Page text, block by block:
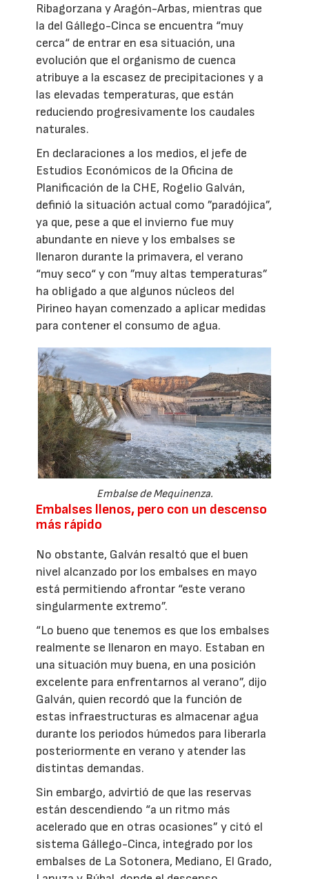
Ribagorzana y Aragón-Arbas, mientras que
la del Gállego-Cinca se encuentra “muy
cerca“ de entrar en esa situación, una
evolución que el organismo de cuenca
atribuye a la escasez de precipitaciones y a
las elevadas temperaturas, que están
reduciendo progresivamente los caudales
naturales.
En declaraciones a los medios, el jefe de
Estudios Económicos de la Oficina de
Planificación de la CHE, Rogelio Galván,
definió la situación actual como ”paradójica”,
ya que, pese a que el invierno fue muy
abundante en nieve y los embalses se
llenaron durante la primavera, el verano
“muy seco“ y con ”muy altas temperaturas”
ha obligado a que algunos núcleos del
Pirineo hayan comenzado a aplicar medidas
para contener el consumo de agua.
Embalse de Mequinenza.
Embalses llenos, pero con un descenso
más rápido
No obstante, Galván resaltó que el buen
nivel alcanzado por los embalses en mayo
está permitiendo afrontar “este verano
singularmente extremo”.
“Lo bueno que tenemos es que los embalses
realmente se llenaron en mayo. Estaban en
una situación muy buena, en una posición
excelente para enfrentarnos al verano”, dijo
Galván, quien recordó que la función de
estas infraestructuras es almacenar agua
durante los periodos húmedos para liberarla
posteriormente en verano y atender las
distintas demandas.
Sin embargo, advirtió de que las reservas
están descendiendo “a un ritmo más
acelerado que en otras ocasiones” y citó el
sistema Gállego-Cinca, integrado por los
embalses de La Sotonera, Mediano, El Grado,